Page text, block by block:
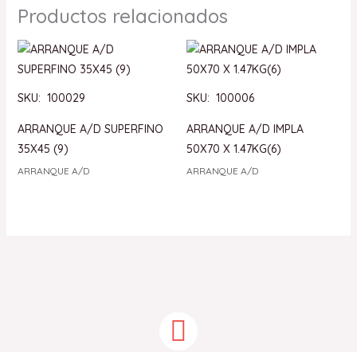
Productos relacionados
SKU: 100029
ARRANQUE A/D SUPERFINO
35X45 (9)
ARRANQUE A/D
SKU: 100006
ARRANQUE A/D IMPLA
50X70 X 1.47KG(6)
ARRANQUE A/D